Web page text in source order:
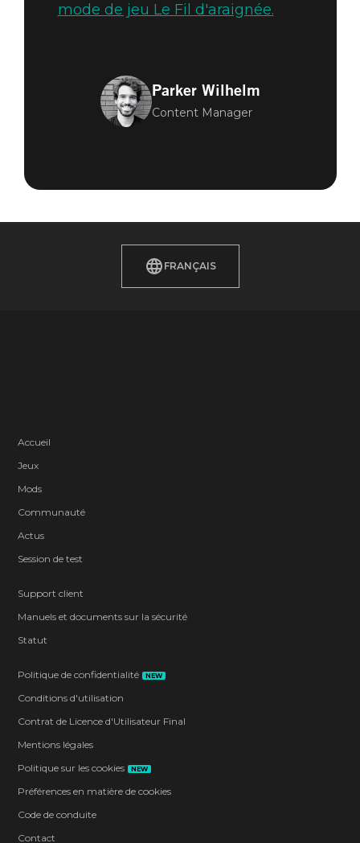
mode de jeu Le Fil d'araignée.
Parker Wilhelm
Content Manager
FRANÇAIS
Accueil
Jeux
Mods
Communauté
Actus
Session de test
Support client
Manuels et documents sur la sécurité
Statut
Politique de confidentialité NEW
Conditions d'utilisation
Contrat de Licence d'Utilisateur Final
Mentions légales
Politique sur les cookies
NEW
Préférences en matière de cookies
Code de conduite
Contact